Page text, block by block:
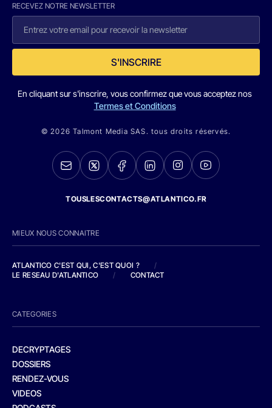
RECEVEZ NOTRE NEWSLETTER
S'INSCRIRE
En cliquant sur s'inscrire, vous confirmez que vous acceptez nos
Termes et Conditions
© 2026 Talmont Media SAS. tous droits réservés.
TOUSLESCONTACTS@ATLANTICO.FR
MIEUX NOUS CONNAITRE
ATLANTICO C'EST QUI, C'EST QUOI ?
/
LE RESEAU D'ATLANTICO
/ CONTACT
CATEGORIES
DECRYPTAGES
DOSSIERS
RENDEZ-VOUS
VIDEOS